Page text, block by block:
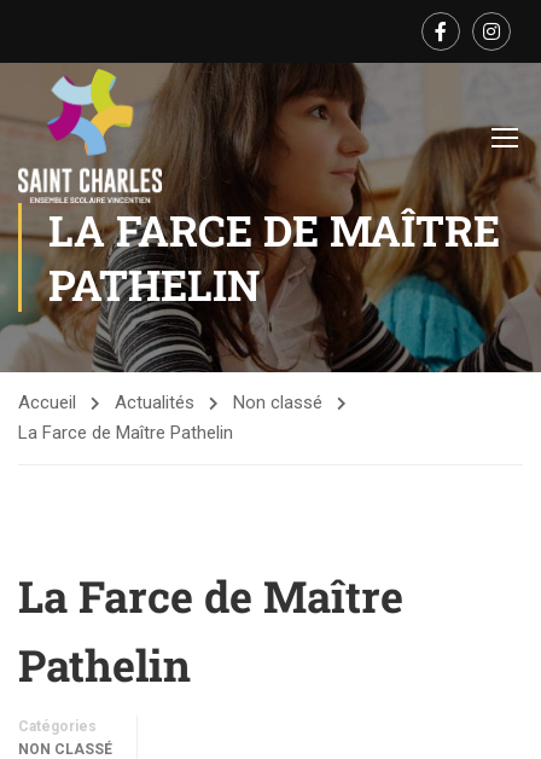
LA FARCE DE MAÎTRE
PATHELIN
Accueil Actualités
Non classé
La Farce de Maître Pathelin
La Farce de Maître
Pathelin
Catégories
NON CLASSÉ